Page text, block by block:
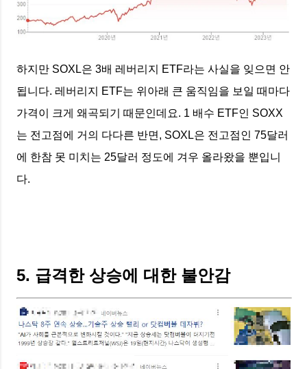
하지만 SOXL은 3배 레버리지 ETF라는 사실을 잊으면 안
됩니다. 레버리지 ETF는 위아래 큰 움직임을 보일 때마다
가격이 크게 왜곡되기 때문인데요. 1 배수 ETF인 SOXX
는 전고점에 거의 다다른 반면, SOXL은 전고점인 75달러
에 한참 못 미치는 25달러 정도에 겨우 올라왔을 뿐입니
다.
5. 급격한 상승에 대한 불안감